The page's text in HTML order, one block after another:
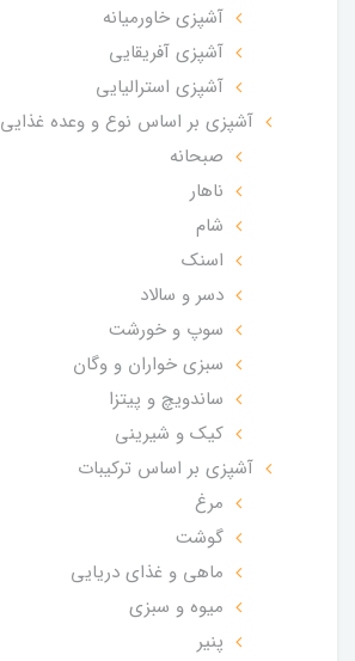
آشپزی خاورمیانه
آشپزی آفریقایی
آشپزی استرالیایی
آشپزی بر اساس نوع و وعده غذایی
صبحانه
ناهار
شام
اسنک
دسر و سالاد
سوپ و خورشت
سبزی خواران و وگان
ساندویچ و پیتزا
کیک و شیرینی
آشپزی بر اساس ترکیبات
مرغ
گوشت
ماهی و غذای دریایی
میوه و سبزی
پنیر